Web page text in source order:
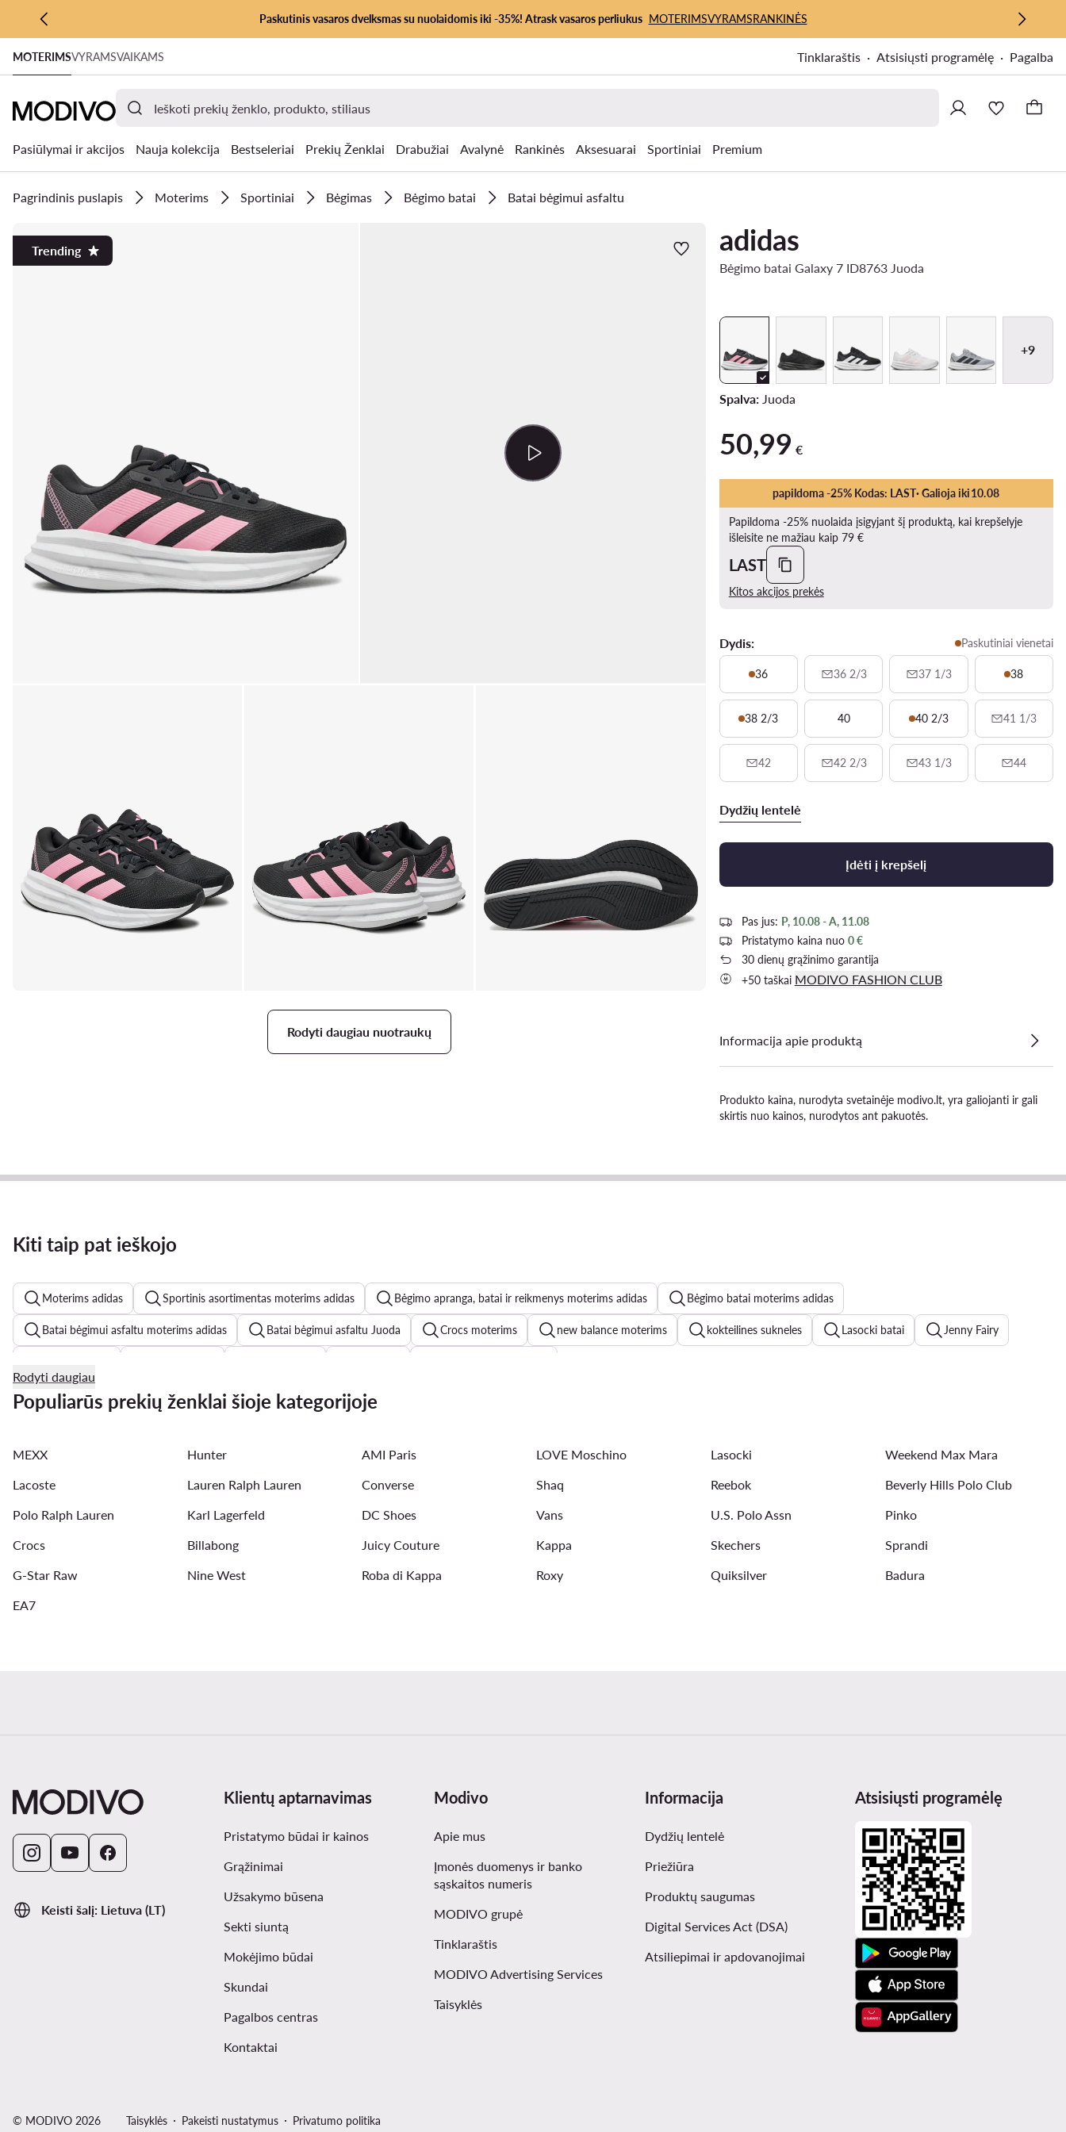
PEREITI PRIE PAGRINDINIO TURINIO
PEREITI Į PAIEŠKĄ
Paskutinis vasaros dvelksmas su nuolaidomis iki -35%! Atrask vasaros perliukus MOTERIMSVYRAMSRANKINĖS
MOTERIMSVYRAMSVAIKAMS Tinklaraštis Atsisiųsti programėlę Pagalba
Pasiūlymai ir akcijos Nauja kolekcija Bestseleriai Prekių Ženklai Drabužiai Avalynė Rankinės Aksesuarai Sportiniai Premium
Pagrindinis puslapis Moterims Sportiniai Bėgimas Bėgimo batai Batai bėgimui asfaltu
Rodyti daugiau nuotraukų
Trending adidas
Bėgimo batai Galaxy 7 ID8763 Juoda
+9
Spalva:Juoda
50,99 €
50,99 €
papildoma -25% Kodas: LAST· Galioja iki10.08
Papildoma -25% nuolaida įsigyjant šį produktą, kai krepšelyje
išleisite ne mažiau kaip 79 €
LAST
Kitos akcijos prekės
Dydis: Paskutiniai vienetai
36 36 2/3 37 1/3 38
38 2/3 40 40 2/3 41 1/3
42 42 2/3 43 1/3 44
Dydžių lentelė
Įdėti į krepšelį
Pas jus: P, 10.08 - A, 11.08
Pristatymo kaina nuo 0 €
30 dienų grąžinimo garantija
+50 taškai MODIVO FASHION CLUB
Informacija apie produktą
Produkto kaina, nurodyta svetainėje modivo.lt, yra galiojanti ir gali
skirtis nuo kainos, nurodytos ant pakuotės.
Kiti taip pat ieškojo
Moterims adidas Sportinis asortimentas moterims adidas Bėgimo apranga, batai ir reikmenys moterims adidas Bėgimo batai moterims adidas
Batai bėgimui asfaltu moterims adidas Batai bėgimui asfaltu Juoda Crocs moterims new balance moterims kokteilines sukneles Lasocki batai Jenny Fairy
chalatai moterims Reebok Classic batai moterims vakarines sukneles
Vandens batai moterims pavasarinės striukės moterims braletes maudymosi kostiumeliai
Rodyti daugiau
Populiarūs prekių ženklai šioje kategorijoje
MEXX Hunter AMI Paris LOVE Moschino Lasocki
Weekend Max Mara
Lacoste
Lauren Ralph Lauren Converse Shaq Reebok
Beverly Hills Polo Club
Polo Ralph Lauren
Karl Lagerfeld DC Shoes Vans U.S. Polo Assn
Pinko
Crocs
Billabong Juicy Couture Kappa Skechers
Sprandi
G-Star Raw
Nine West Roba di Kappa Roxy Quiksilver
Badura
EA7
Keisti šalį: Lietuva (LT)
Klientų aptarnavimas
Pristatymo būdai ir kainos
Grąžinimai
Užsakymo būsena
Sekti siuntą
Mokėjimo būdai
Skundai
Pagalbos centras
Kontaktai
Modivo
Apie mus
Įmonės duomenys ir banko
sąskaitos numeris
MODIVO grupė
Tinklaraštis
MODIVO Advertising Services
Taisyklės
Informacija
Dydžių lentelė
Priežiūra
Produktų saugumas
Digital Services Act (DSA)
Atsiliepimai ir apdovanojimai
Atsisiųsti programėlę
© MODIVO 2026 Taisyklės Pakeisti nustatymus Privatumo politika